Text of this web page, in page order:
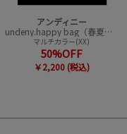
アンディニー
undeny.happy bag（春夏アイテムハッピーバック）
マルチカラー(XX)
50%OFF
￥2,200 (税込)